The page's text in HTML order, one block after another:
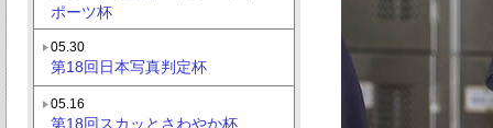
ポーツ杯
05.30
第18回日本写真判定杯
05.16
第18回スカッとさわやか杯